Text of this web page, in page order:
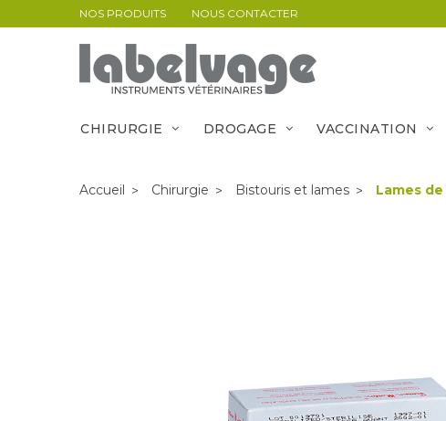
NOS PRODUITS NOUS CONTACTER
CHIRURGIE DROGAGE VACCINATION
Accueil Chirurgie Bistouris et lames Lames